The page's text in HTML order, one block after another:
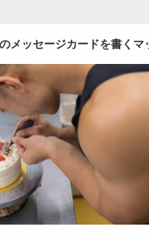
メッセージカードを書くマ
チョ
Update: 2023.02.11
ケーキ屋さんのマッチョ
人 TOSHI(大胸筋)
ロード